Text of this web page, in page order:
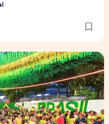
moradores e